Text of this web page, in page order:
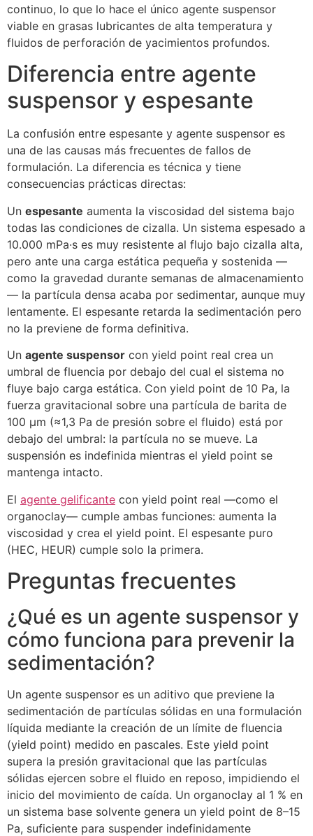
continuo, lo que lo hace el único agente suspensor
viable en grasas lubricantes de alta temperatura y
fluidos de perforación de yacimientos profundos.
Diferencia entre agente
suspensor y espesante
La confusión entre espesante y agente suspensor es
una de las causas más frecuentes de fallos de
formulación. La diferencia es técnica y tiene
consecuencias prácticas directas:
Un espesante aumenta la viscosidad del sistema bajo
todas las condiciones de cizalla. Un sistema espesado a
10.000 mPa·s es muy resistente al flujo bajo cizalla alta,
pero ante una carga estática pequeña y sostenida —
como la gravedad durante semanas de almacenamiento
— la partícula densa acaba por sedimentar, aunque muy
lentamente. El espesante retarda la sedimentación pero
no la previene de forma definitiva.
Un agente suspensor con yield point real crea un
umbral de fluencia por debajo del cual el sistema no
fluye bajo carga estática. Con yield point de 10 Pa, la
fuerza gravitacional sobre una partícula de barita de
100 μm (≈1,3 Pa de presión sobre el fluido) está por
debajo del umbral: la partícula no se mueve. La
suspensión es indefinida mientras el yield point se
mantenga intacto.
El agente gelificante con yield point real —como el
organoclay— cumple ambas funciones: aumenta la
viscosidad y crea el yield point. El espesante puro
(HEC, HEUR) cumple solo la primera.
Preguntas frecuentes
¿Qué es un agente suspensor y
cómo funciona para prevenir la
sedimentación?
Un agente suspensor es un aditivo que previene la
sedimentación de partículas sólidas en una formulación
líquida mediante la creación de un límite de fluencia
(yield point) medido en pascales. Este yield point
supera la presión gravitacional que las partículas
sólidas ejercen sobre el fluido en reposo, impidiendo el
inicio del movimiento de caída. Un organoclay al 1 % en
un sistema base solvente genera un yield point de 8–15
Pa, suficiente para suspender indefinidamente